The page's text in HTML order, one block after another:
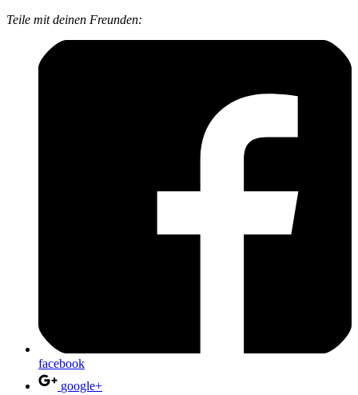
Teile mit deinen Freunden:
facebook
google+